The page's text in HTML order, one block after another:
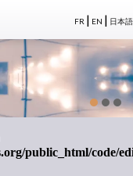
FR | EN | 日本語
public_html/code/